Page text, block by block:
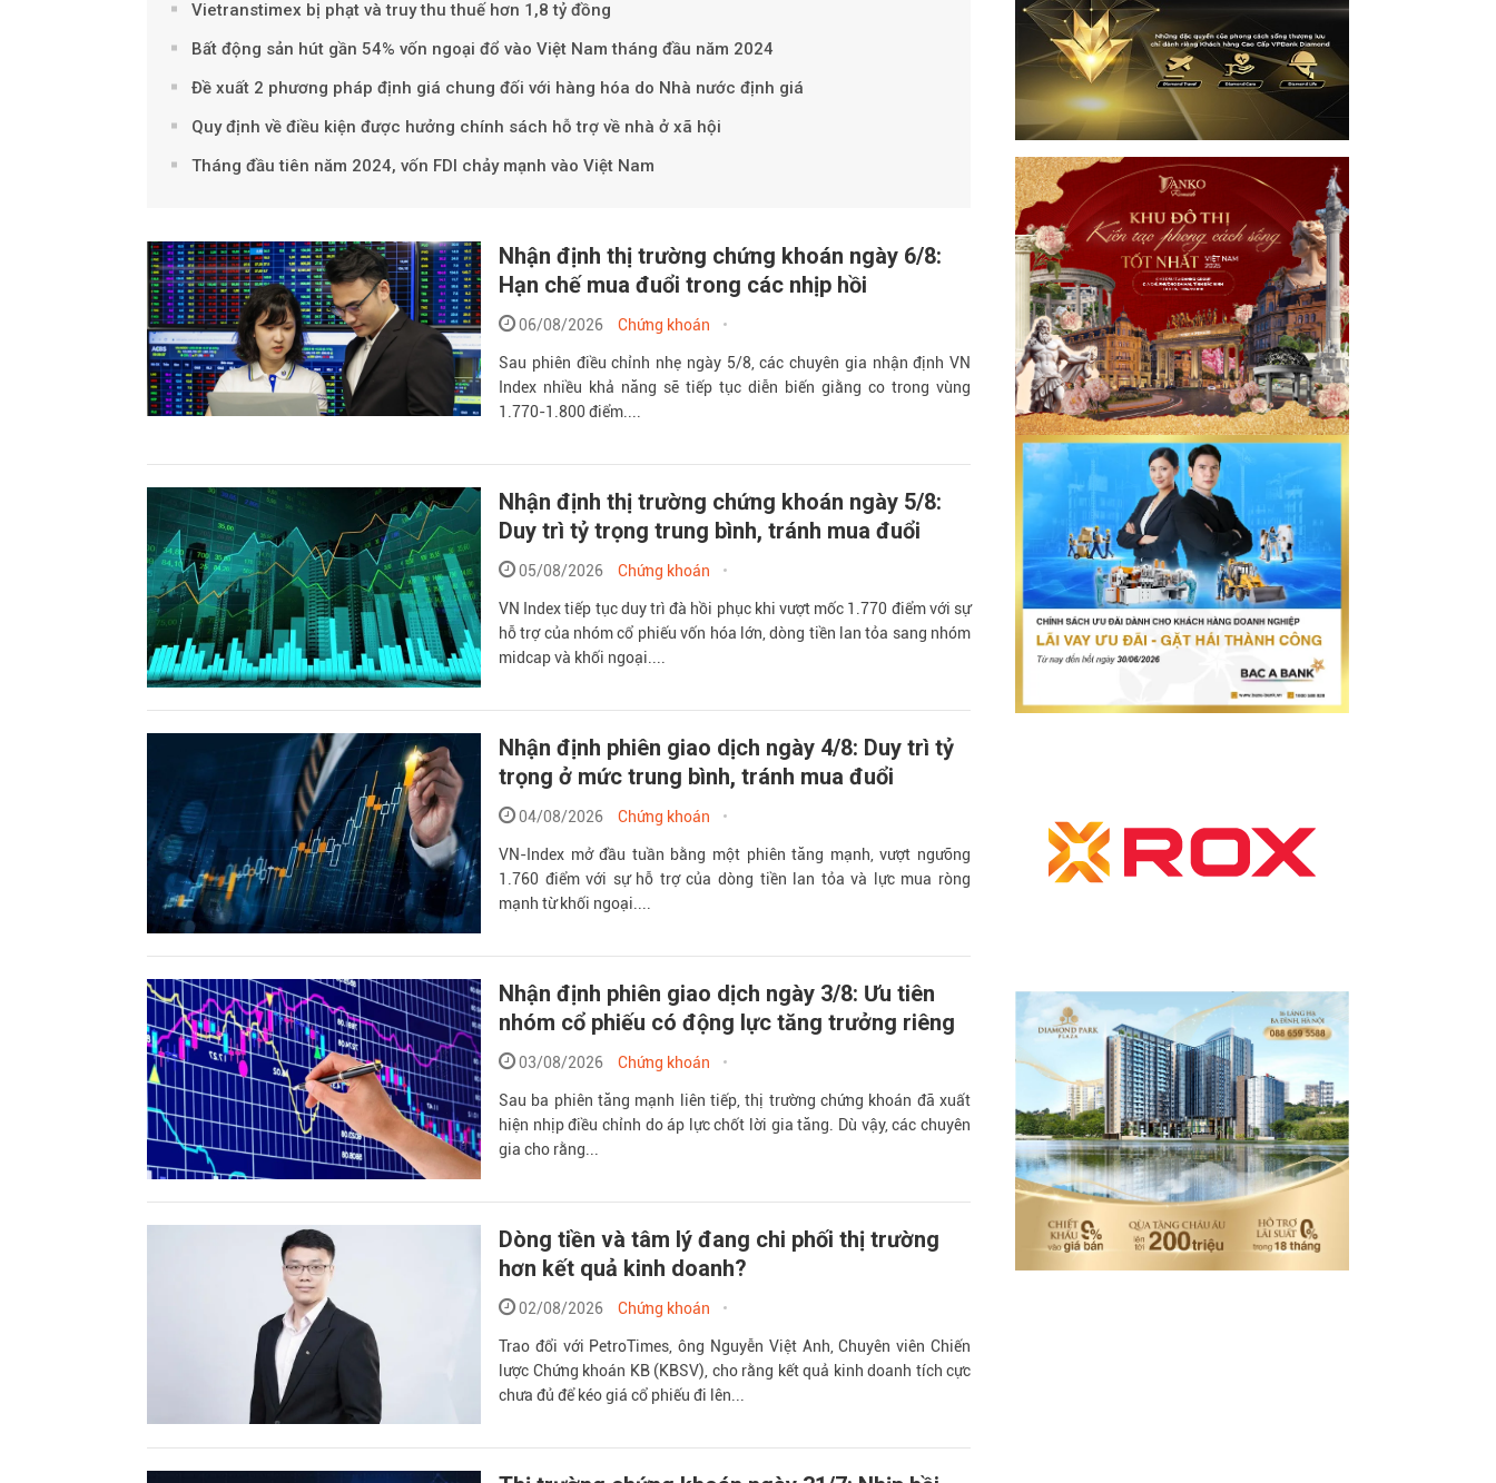
Vietranstimex bị phạt và truy thu thuế hơn 1,8 tỷ đồng
Bất động sản hút gần 54% vốn ngoại đổ vào Việt Nam tháng đầu năm 2024
Đề xuất 2 phương pháp định giá chung đối với hàng hóa do Nhà nước định giá
Quy định về điều kiện được hưởng chính sách hỗ trợ về nhà ở xã hội
Tháng đầu tiên năm 2024, vốn FDI chảy mạnh vào Việt Nam
Nhận định thị trường chứng khoán ngày 6/8:
Hạn chế mua đuổi trong các nhịp hồi
06/08/2026 Chứng khoán
Sau phiên điều chỉnh nhẹ ngày 5/8, các chuyên gia nhận định VN
Index nhiều khả năng sẽ tiếp tục diễn biến giằng co trong vùng
1.770-1.800 điểm....
Nhận định thị trường chứng khoán ngày 5/8:
Duy trì tỷ trọng trung bình, tránh mua đuổi
05/08/2026 Chứng khoán
VN Index tiếp tục duy trì đà hồi phục khi vượt mốc 1.770 điểm với sự
hỗ trợ của nhóm cổ phiếu vốn hóa lớn, dòng tiền lan tỏa sang nhóm
midcap và khối ngoại....
Nhận định phiên giao dịch ngày 4/8: Duy trì tỷ
trọng ở mức trung bình, tránh mua đuổi
04/08/2026 Chứng khoán
VN-Index mở đầu tuần bằng một phiên tăng mạnh, vượt ngưỡng
1.760 điểm với sự hỗ trợ của dòng tiền lan tỏa và lực mua ròng
mạnh từ khối ngoại....
Nhận định phiên giao dịch ngày 3/8: Ưu tiên
nhóm cổ phiếu có động lực tăng trưởng riêng
03/08/2026 Chứng khoán
Sau ba phiên tăng mạnh liên tiếp, thị trường chứng khoán đã xuất
hiện nhịp điều chỉnh do áp lực chốt lời gia tăng. Dù vậy, các chuyên
gia cho rằng...
Dòng tiền và tâm lý đang chi phối thị trường
hơn kết quả kinh doanh?
02/08/2026 Chứng khoán
Trao đổi với PetroTimes, ông Nguyễn Việt Anh, Chuyên viên Chiến
lược Chứng khoán KB (KBSV), cho rằng kết quả kinh doanh tích cực
chưa đủ để kéo giá cổ phiếu đi lên...